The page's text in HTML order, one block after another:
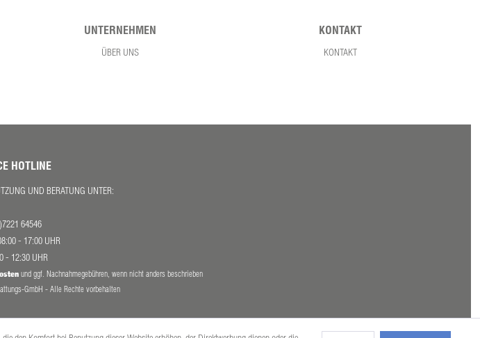
UNTERNEHMEN
ÜBER UNS
KONTAKT
KONTAKT
HOTLINE
UND BERATUNG UNTER:
64546
- 17:00 UHR
- 12:30 UHR
und ggf. Nachnahmegebühren, wenn nicht anders beschrieben
GmbH - Alle Rechte vorbehalten